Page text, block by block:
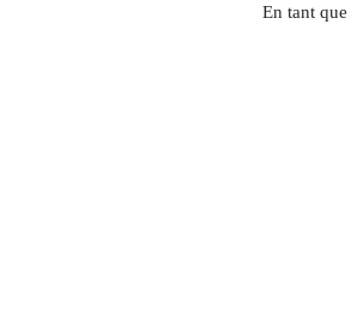
En tant que